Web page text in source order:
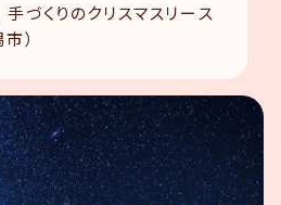
づくりのクリスマスリース
）